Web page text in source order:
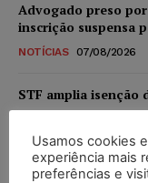
Advogado preso
inscrição suspensa
NOTÍCIAS 07/08/2026
STF amplia isenção
novos para
DIREITO TRIBUTÁRIO
Usamos cookies
experiência mais
preferências e